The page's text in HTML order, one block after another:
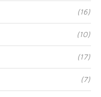
(16)
(10)
(17)
(7)